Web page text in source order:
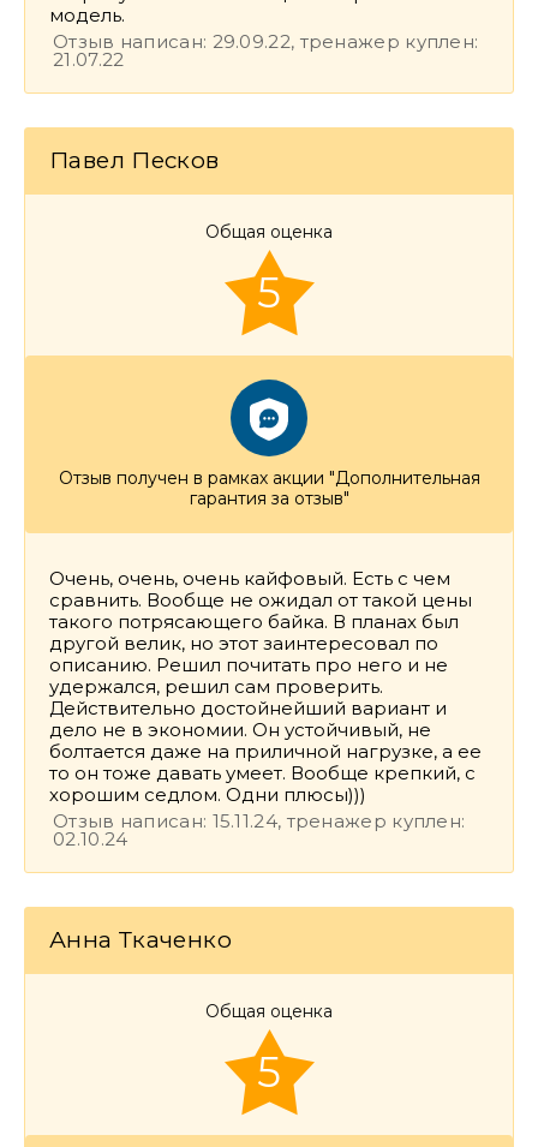
модель.
Отзыв написан: 29.09.22, тренажер куплен:
21.07.22
Павел Песков
Отзыв получен в рамках акции "Дополнительная
гарантия за отзыв"
Общая оценка
5
Очень, очень, очень кайфовый. Есть с чем
сравнить. Вообще не ожидал от такой цены
такого потрясающего байка. В планах был
другой велик, но этот заинтересовал по
описанию. Решил почитать про него и не
удержался, решил сам проверить.
Действительно достойнейший вариант и
дело не в экономии. Он устойчивый, не
болтается даже на приличной нагрузке, а ее
то он тоже давать умеет. Вообще крепкий, с
хорошим седлом. Одни плюсы)))
Отзыв написан: 15.11.24, тренажер куплен:
02.10.24
Анна Ткаченко
Общая оценка
5